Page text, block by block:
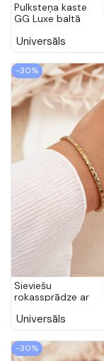
Pulksteņa kaste
GG Luxe baltā
Universāls
-30%
Sieviešu
rokassprādze ar
nerūsējošā
zemeņiem un
cirkoniem
Universāls
-30%